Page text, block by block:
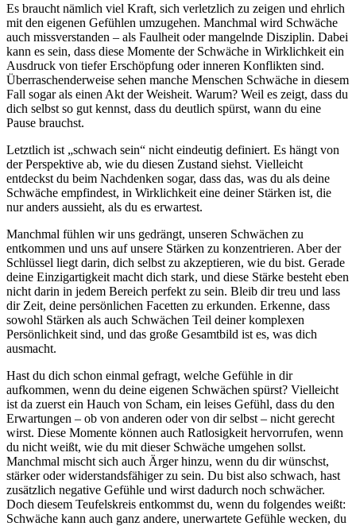
Es braucht nämlich viel Kraft, sich verletzlich zu zeigen und ehrlich
mit den eigenen Gefühlen umzugehen. Manchmal wird Schwäche
auch missverstanden – als Faulheit oder mangelnde Disziplin. Dabei
kann es sein, dass diese Momente der Schwäche in Wirklichkeit ein
Ausdruck von tiefer Erschöpfung oder inneren Konflikten sind.
Überraschenderweise sehen manche Menschen Schwäche in diesem
Fall sogar als einen Akt der Weisheit. Warum? Weil es zeigt, dass du
dich selbst so gut kennst, dass du deutlich spürst, wann du eine
Pause brauchst.
Letztlich ist „schwach sein“ nicht eindeutig definiert. Es hängt von
der Perspektive ab, wie du diesen Zustand siehst. Vielleicht
entdeckst du beim Nachdenken sogar, dass das, was du als deine
Schwäche empfindest, in Wirklichkeit eine deiner Stärken ist, die
nur anders aussieht, als du es erwartest.
Manchmal fühlen wir uns gedrängt, unseren Schwächen zu
entkommen und uns auf unsere Stärken zu konzentrieren. Aber der
Schlüssel liegt darin, dich selbst zu akzeptieren, wie du bist. Gerade
deine Einzigartigkeit macht dich stark, und diese Stärke besteht eben
nicht darin in jedem Bereich perfekt zu sein. Bleib dir treu und lass
dir Zeit, deine persönlichen Facetten zu erkunden. Erkenne, dass
sowohl Stärken als auch Schwächen Teil deiner komplexen
Persönlichkeit sind, und das große Gesamtbild ist es, was dich
ausmacht.
Hast du dich schon einmal gefragt, welche Gefühle in dir
aufkommen, wenn du deine eigenen Schwächen spürst? Vielleicht
ist da zuerst ein Hauch von Scham, ein leises Gefühl, dass du den
Erwartungen – ob von anderen oder von dir selbst – nicht gerecht
wirst. Diese Momente können auch Ratlosigkeit hervorrufen, wenn
du nicht weißt, wie du mit dieser Schwäche umgehen sollst.
Manchmal mischt sich auch Ärger hinzu, wenn du dir wünschst,
stärker oder widerstandsfähiger zu sein. Du bist also schwach, hast
zusätzlich negative Gefühle und wirst dadurch noch schwächer.
Doch diesem Teufelskreis entkommst du, wenn du folgendes weißt:
Schwäche kann auch ganz andere, unerwartete Gefühle wecken, du